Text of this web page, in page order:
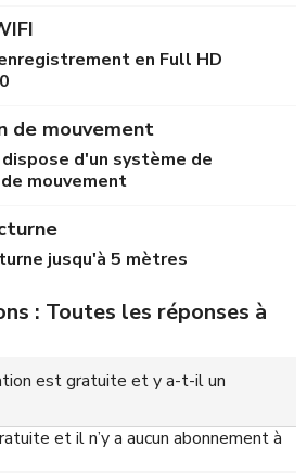
en Full HD
de mouvement
dispose d'un système de
mouvement
jusqu'à 5 mètres
: Toutes les réponses à
est gratuite et y a-t-il un
et il n’y a aucun abonnement à